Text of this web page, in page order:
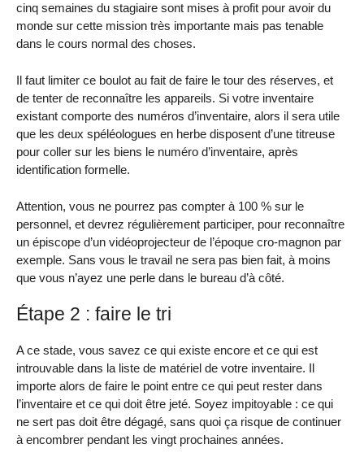
cinq semaines du stagiaire sont mises à profit pour avoir du
monde sur cette mission très importante mais pas tenable
dans le cours normal des choses.
Il faut limiter ce boulot au fait de faire le tour des réserves, et
de tenter de reconnaître les appareils. Si votre inventaire
existant comporte des numéros d’inventaire, alors il sera utile
que les deux spéléologues en herbe disposent d’une titreuse
pour coller sur les biens le numéro d’inventaire, après
identification formelle.
Attention, vous ne pourrez pas compter à 100 % sur le
personnel, et devrez régulièrement participer, pour reconnaître
un épiscope d’un vidéoprojecteur de l’époque cro-magnon par
exemple. Sans vous le travail ne sera pas bien fait, à moins
que vous n’ayez une perle dans le bureau d’à côté.
Étape 2 : faire le tri
A ce stade, vous savez ce qui existe encore et ce qui est
introuvable dans la liste de matériel de votre inventaire. Il
importe alors de faire le point entre ce qui peut rester dans
l’inventaire et ce qui doit être jeté. Soyez impitoyable : ce qui
ne sert pas doit être dégagé, sans quoi ça risque de continuer
à encombrer pendant les vingt prochaines années.